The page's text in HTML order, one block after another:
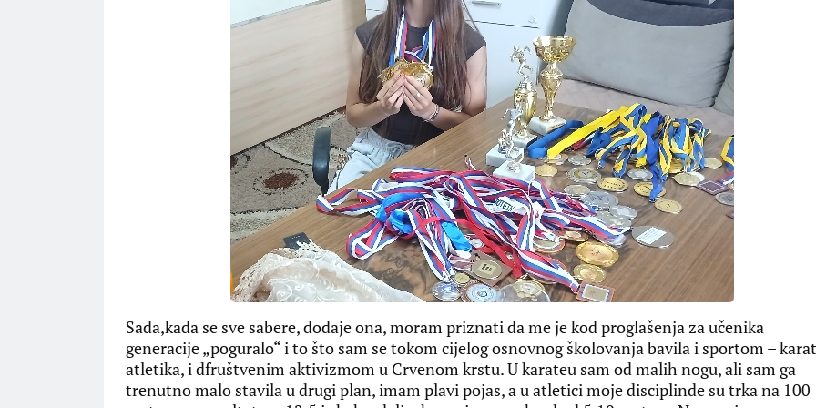
Sada,kada se sve sabere, dodaje ona, moram priznati da me je kod proglašenja za učenika
generacije „poguralo“ i to što sam se tokom cijelog osnovnog školovanja bavila i sportom –
atletika, i dfruštvenim aktivizmom u Crvenom krstu. U karateu sam od malih nogu, ali sam ga
trenutno malo stavila u drugi plan, imam plavi pojas, a u atletici moje disciplinde su trka na 100